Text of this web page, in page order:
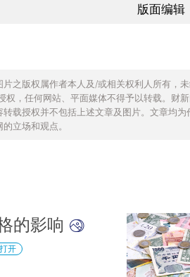
版面编辑
之版权属作者本人及/或相关权利人所有，
权，任何网站、平面媒体不得予以转载。财
载授权并不包括上述文章及图片。文章均为
立场和观点。
的影响
开